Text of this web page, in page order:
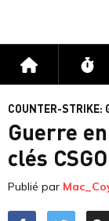
Accueil Flux
COUNTER-STRIKE:
Guerre
clés
Publié par